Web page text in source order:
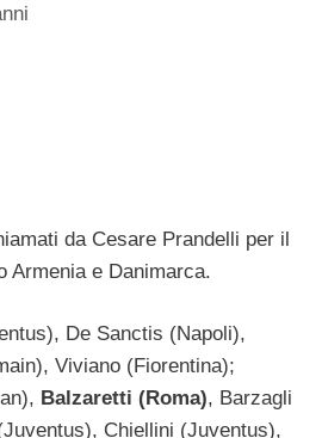
da Cesare Prandelli per il
Armenia e Danimarca.
De Sanctis (Napoli),
Viviano (Fiorentina);
Balzaretti (Roma), Barzagli
Chiellini (Juventus),